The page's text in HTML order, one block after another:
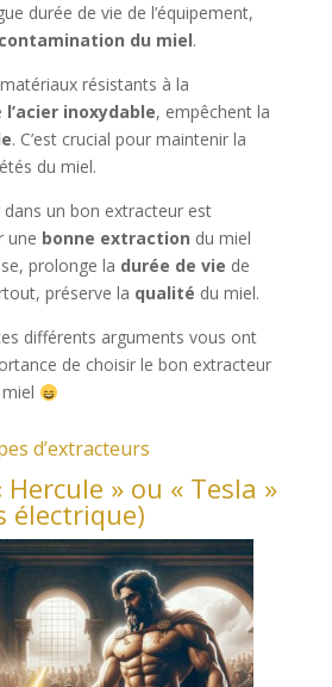
durée de vie de l’équipement,
contamination du miel.
résistants à la
l’acier inoxydable, empêchent la
. C’est crucial pour maintenir la
du miel.
un bon extracteur est
une bonne extraction du miel
prolonge la durée de vie de
préserve la qualité du miel.
différents arguments vous ont
de choisir le bon extracteur
d’extracteurs
» ou « Tesla »
électrique)